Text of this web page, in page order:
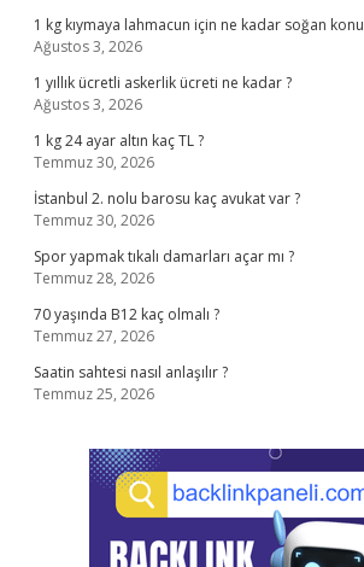
1 kg kıymaya lahmacun için ne kadar soğan
Ağustos 3, 2026
1 yıllık ücretli askerlik ücreti ne kadar ?
Ağustos 3, 2026
1 kg 24 ayar altın kaç TL ?
Temmuz 30, 2026
İstanbul 2. nolu barosu kaç avukat var ?
Temmuz 30, 2026
Spor yapmak tıkalı damarları açar mı ?
Temmuz 28, 2026
70 yaşında B12 kaç olmalı ?
Temmuz 27, 2026
Saatin sahtesi nasıl anlaşılır ?
Temmuz 25, 2026